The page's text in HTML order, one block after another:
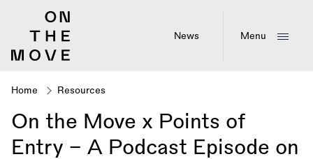
News Menu
Breadcrumb
Home Resources
On the Move x Points of
Entry - A Podcast Episode on